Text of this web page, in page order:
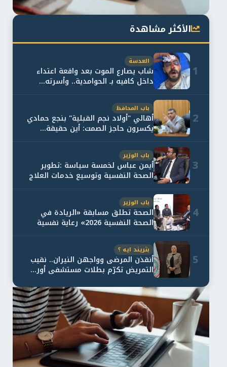
الأكثر مشاهدة
1
العدسة
شاب يصارع الموت بعد واقعة اعتداء
داخل كافيه بـ الحوامدية.. وأسرته...
2
باب المحافظ
أهالي "أولاد نجم القبلية" بنجع حمادي
يكسرون حاجز الصمت: أين حقيقة...
3
باب الوزير
أيمن عباس لخمسة سياسة :تطوير
الصحة النفسية وتوسيع خدمات العلاج
4
باب الوزير
الصحة تطلق مسابقة «الريادة في
الصحة النفسية 2026» رعاية نفسية
5
بتريند ايه ؟
أنقذن المرضى وواجهن النيران.. نقيب
التمريض تكرّم بطلات مستشفى أور...